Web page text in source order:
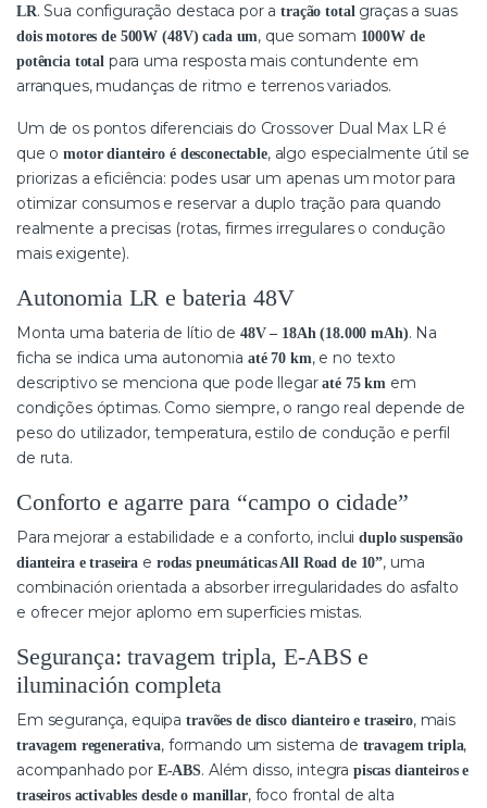
LR. Sua configuração destaca por atração totalgraças a suas
dois motores de 500W (48V) cada um, que somam 1000W de
potência total para uma resposta mais contundente em
arranques, mudanças de ritmo e terrenos variados.
Um de os pontos diferenciais do Crossover Dual Max LR é
que omotor dianteiro é desconectable, algo especialmente útil se
priorizas a eficiência: podes usar um apenas um motor para
otimizar consumos e reservar a duplo tração para quando
realmente a precisas (rotas, firmes irregulares o condução
mais exigente).
Autonomia LR e bateria 48V
Monta uma bateria de lítio de 48V – 18Ah (18.000 mAh). Na
ficha se indica uma autonomia até 70 km, e no texto
descriptivo se menciona que pode llegaraté 75 km em
condições óptimas. Como siempre, o rango real depende de
peso do utilizador, temperatura, estilo de condução e perfil
de ruta.
Conforto e agarre para “campo o cidade”
Para mejorar a estabilidade e a conforto, incluiduplo suspensão
dianteira e traseira e rodas pneumáticas All Road de 10”, uma
combinación orientada a absorber irregularidades do asfalto
e ofrecer mejor aplomo em superficies mistas.
Segurança: travagem tripla, E-ABS e
iluminación completa
Em segurança, equipatravões de disco dianteiro e traseiro, mais
travagem regenerativa, formando um sistema de travagem tripla,
acompanhado por E-ABS. Além disso, integra piscas dianteiros e
traseiros activables desde o manillar, foco frontal de alta